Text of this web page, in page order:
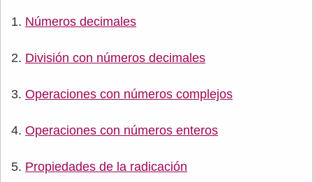
Números decimales
División con números decimales
Operaciones con números complejos
Operaciones con números enteros
Propiedades de la radicación